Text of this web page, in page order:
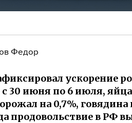
Федор
ускорение
с 30 июня по 6 июля,
на 0,7%,
продовольствие в РФ